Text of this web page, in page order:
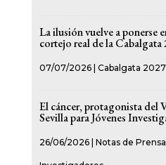
La ilusión vuelve a ponerse
cortejo real de la Cabalgata
07/07/2026| Cabalgata 2027
El cáncer, protagonista del
Sevilla para Jóvenes
26/06/2026| Notas de Prensa